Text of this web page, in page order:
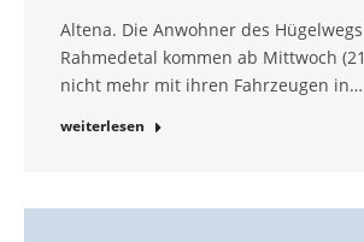
Altena. Die Anwohner des
Rahmedetal kommen ab Mittwoch
nicht mehr mit ihren Fahrzeugen in…
weiterlesen